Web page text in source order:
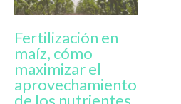
Fertilización en
maíz, cómo
maximizar el
aprovechamiento